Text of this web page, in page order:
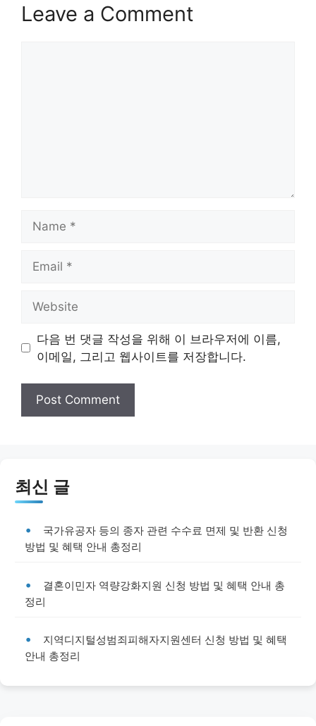
Leave a Comment
다음 번 댓글 작성을 위해 이 브라우저에 이름,
이메일, 그리고 웹사이트를 저장합니다.
최신 글
국가유공자 등의 종자 관련 수수료 면제 및 반환 신청
방법 및 혜택 안내 총정리
결혼이민자 역량강화지원 신청 방법 및 혜택 안내 총
정리
지역디지털성범죄피해자지원센터 신청 방법 및 혜택
안내 총정리